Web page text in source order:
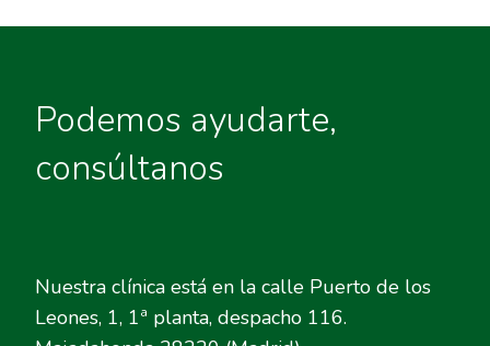
Podemos ayudarte,
consúltanos
Nuestra clínica está en la calle Puerto de los
Leones, 1, 1ª planta, despacho 116.